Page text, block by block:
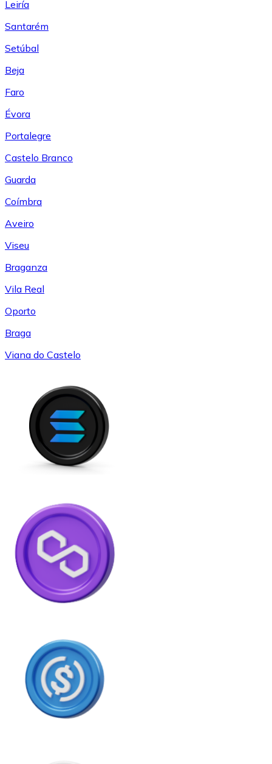
Leiría
Santarém
Setúbal
Beja
Faro
Évora
Portalegre
Castelo Branco
Guarda
Coímbra
Aveiro
Viseu
Braganza
Vila Real
Oporto
Braga
Viana do Castelo